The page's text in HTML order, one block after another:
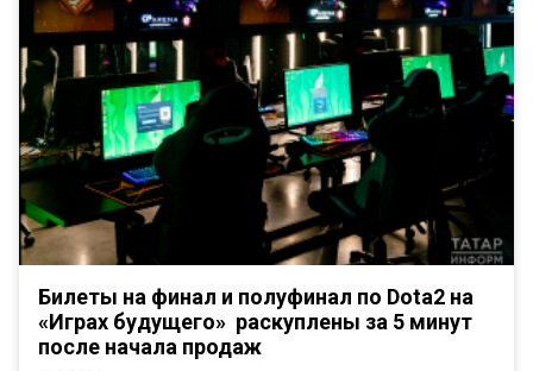
Билеты на финал и полуфинал по Dotа2 на
«Играх будущего» раскуплены за 5 минут
после начала продаж